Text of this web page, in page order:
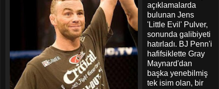
açıklamalarda
bulunan Jens
'Little Evil' Pulver,
sonunda galibiyeti
hatırladı. BJ Penn'i
hafifsiklette Gray
Maynard'dan
başka yenebilmiş
tek isim olan, bir